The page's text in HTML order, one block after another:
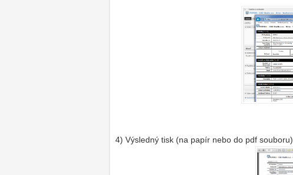
4) Výsledný tisk (na papír nebo do pdf souboru)